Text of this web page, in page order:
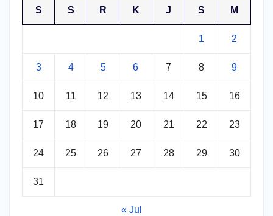
S S R K J S M
1 2
3 4 5 6 7 8 9
10 11 12 13 14 15 16
17 18 19 20 21 22 23
24 25 26 27 28 29 30
31
« Jul